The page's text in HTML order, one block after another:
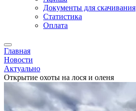
Документы для скачивания
Статистика
Оплата
Главная
Новости
Актуально
Открытие охоты на лося и оленя